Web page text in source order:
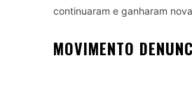
continuaram e ganharam
MOVIMENTO